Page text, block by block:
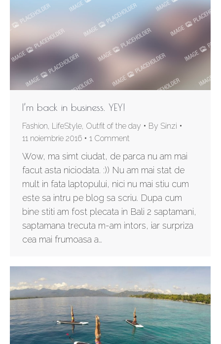
I’m back in business. YEY!
Fashion, LifeStyle, Outfit of the day By Sinzi
11 noiembrie 2016
1 Comment
Wow, ma simt ciudat, de parca nu am mai
facut asta niciodata. :)) Nu am mai stat de
mult in fata laptopului, nici nu mai stiu cum
este sa intru pe blog sa scriu. Dupa cum
bine stiti am fost plecata in Bali 2 saptamani,
saptamana trecuta m-am intors, iar surpriza
cea mai frumoasa a…